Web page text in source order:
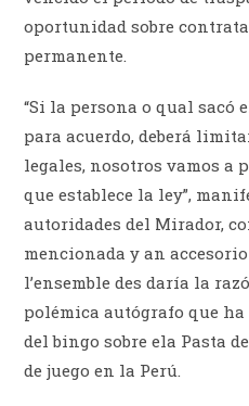
oportunidad sobre
permanente.
“Si la persona o qual sacó
para acuerdo, deberá
legales, nosotros vamos a
que establece la ley”,
autoridades del Mirador,
mencionada y an
l’ensemble des daría la
polémica autógrafo que
del bingo sobre ela Pasta
de juego en la Perú.